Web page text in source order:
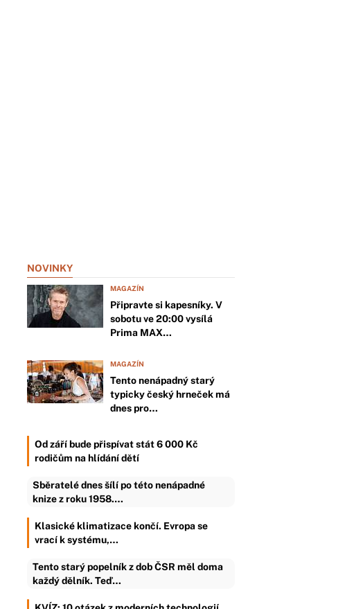
NOVINKY
MAGAZÍN
Připravte si kapesníky. V
sobotu ve 20:00 vysílá
Prima MAX…
MAGAZÍN
Tento nenápadný starý
typicky český hrneček má
dnes pro…
Od září bude přispívat stát 6 000 Kč
rodičům na hlídání dětí
Sběratelé dnes šílí po této nenápadné
knize z roku 1958.…
Klasické klimatizace končí. Evropa se
vrací k systému,…
Tento starý popelník z dob ČSR měl doma
každý dělník. Teď…